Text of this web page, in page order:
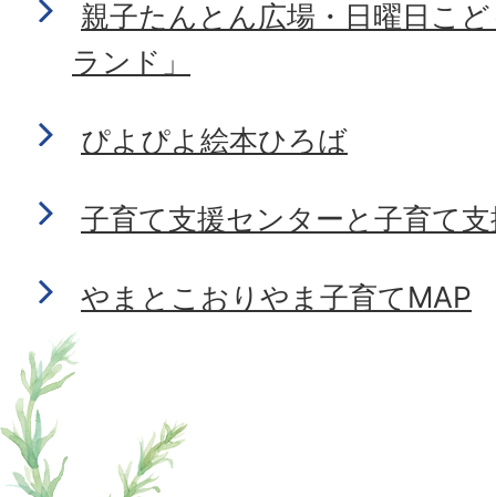
親子たんとん広場・日曜日こ
ランド」
ぴよぴよ絵本ひろば
子育て支援センターと子育て
やまとこおりやま子育てMAP